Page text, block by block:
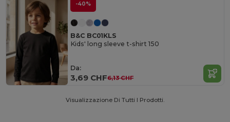
-40%
B&C BC01KLS
Kids' long sleeve t-shirt 150
Da:
3,69 CHF6,13 CHF
Visualizzazione Di Tutti I Prodotti.